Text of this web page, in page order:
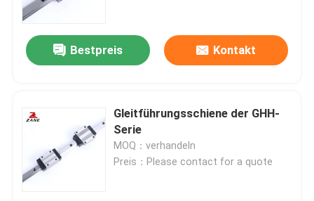
Bestpreis Kontakt
Gleitführungsschiene der GHH-
Serie
MOQ：verhandeln
Preis：Please contact for a quote